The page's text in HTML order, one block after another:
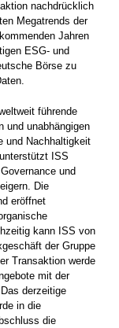
nachdrücklich
Megatrends der
Jahren
ESG- und
Börse zu
führende
und unabhängigen
und Nachhaltigkeit
ISS
und
Die
eröffnet
kann ISS von
der Gruppe
Transaktion werde
mit der
derzeitige
in die
die